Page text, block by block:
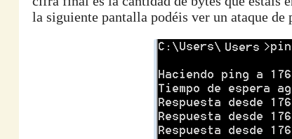
la siguiente pantalla podéis ver un ataque de